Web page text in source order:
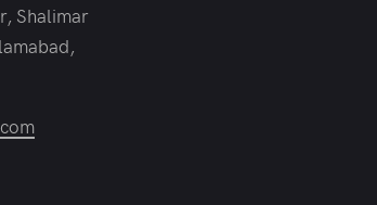
Shalimar